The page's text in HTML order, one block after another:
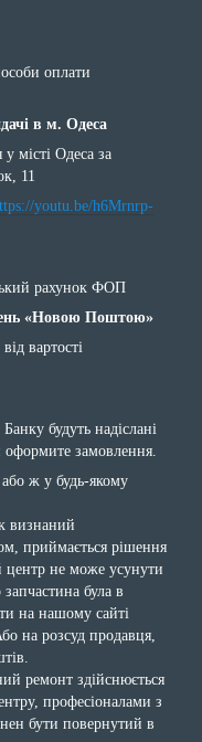
оплати
в м. Одеса
місті Одеса за
11
youtu.be/h6Mrnrp-
рахунок ФОП
«Новою Поштою»
вартості
будуть надіслані
замовлення.
ж у будь-якому
визнаний
приймається рішення
центр не може усунути
була в
на нашому сайті
на розсуд продавця,
ремонт здійснюється
професіоналами з
бути повернутий в